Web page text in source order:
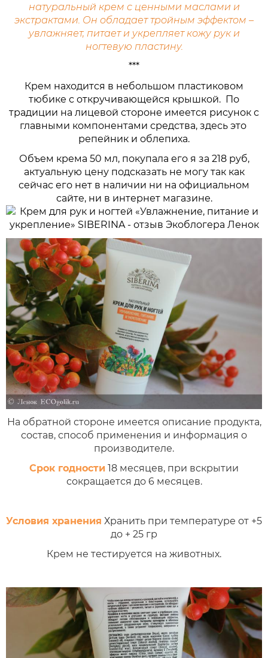
натуральный крем с ценными маслами и
экстрактами. Он обладает тройным эффектом –
увлажняет, питает и укрепляет кожу рук и
ногтевую пластину.
***
Крем находится в небольшом пластиковом
тюбике с откручивающейся крышкой. По
традиции на лицевой стороне имеется рисунок с
главными компонентами средства, здесь это
репейник и облепиха.
Объем крема 50 мл, покупала его я за 218 руб,
актуальную цену подсказать не могу так как
сейчас его нет в наличии ни на официальном
сайте, ни в интернет магазине.
На обратной стороне имеется описание продукта,
состав, способ применения и информация о
производителе.
Срок годности 18 месяцев, при вскрытии
сокращается до 6 месяцев.
Условия хранения Хранить при температуре от +5
до + 25 гр
Крем не тестируется на животных.